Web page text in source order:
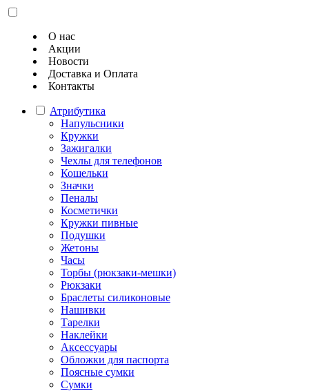
О нас
Акции
Новости
Доставка и Оплата
Контакты
Атрибутика
Напульсники
Кружки
Зажигалки
Чехлы для телефонов
Кошельки
Значки
Пеналы
Косметички
Кружки пивные
Подушки
Жетоны
Часы
Торбы (рюкзаки-мешки)
Рюкзаки
Браслеты силиконовые
Нашивки
Тарелки
Наклейки
Аксессуары
Обложки для паспорта
Поясные сумки
Сумки